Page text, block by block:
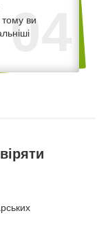
04
ви